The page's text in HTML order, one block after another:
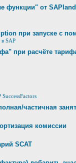
функции" от
при запуске с
SAP
при расчёте
частичная
комиссии
SCAT